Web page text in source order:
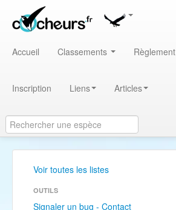
Accueil Classements Règlement
Inscription Liens Articles
Voir toutes les listes
OUTILS
Signaler un bug - Contact